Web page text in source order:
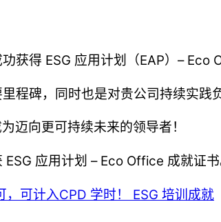
得 ESG 应用计划（EAP）– Eco
程碑，同时也是对贵公司持续实践
向更可持续未来的领导者！
应用计划 – Eco Office 成就证书
可计入CPD 学时！ ESG 培训成就